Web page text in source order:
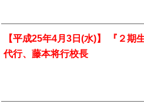
【平成25年4月3日(水)】 『２期
代行、藤本将行校長